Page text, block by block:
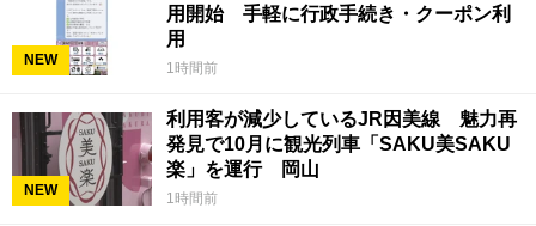
NEW
用開始 手軽に行政手続き・クーポン利
用
1時間前
NEW
利用客が減少しているJR因美線 魅力再
発見で10月に観光列車「SAKU美SAKU
楽」を運行 岡山
1時間前